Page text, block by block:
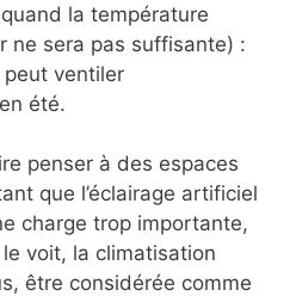
la température
ne sera pas suffisante) :
peut ventiler
été.
penser à des espaces
que l’éclairage artificiel
charge trop importante,
voit, la climatisation
être considérée comme